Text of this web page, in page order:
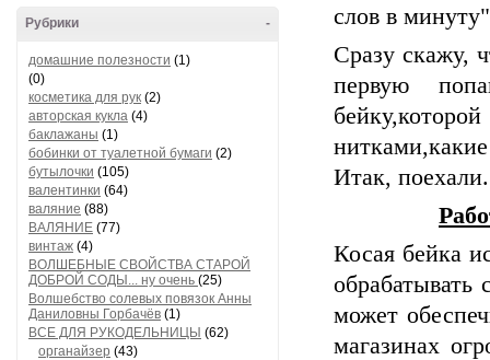
-
Рубрики
домашние полезности (1)
(0)
косметика для рук (2)
авторская кукла (4)
баклажаны (1)
бобинки от туалетной бумаги (2)
бутылочки (105)
валентинки (64)
валяние (88)
ВАЛЯНИЕ (77)
винтаж (4)
ВОЛШЕБНЫЕ СВОЙСТВА СТАРОЙ
ДОБРОЙ СОДЫ... ну очень (25)
Волшебство солевых повязок Анны
Даниловны Горбачёв (1)
ВСЕ ДЛЯ РУКОДЕЛЬНИЦЫ (62)
органайзер (43)
слов в
Сразу скажу,
первую
Итак, поехали.
Косая бейка
может
магазинах